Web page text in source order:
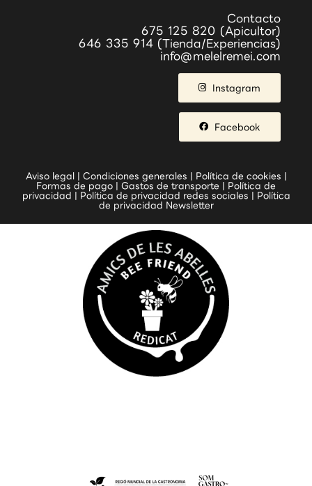
Contacto
675 125 820 (Apicultor)
646 335 914 (Tienda/Experiencias)
info@melelremei.com
Instagram
Facebook
Aviso legal Condiciones generales Política de cookies
Formas de pago
Gastos de transporte
Política de
privacidad
Política de privacidad redes sociales
Política
de privacidad Newsletter